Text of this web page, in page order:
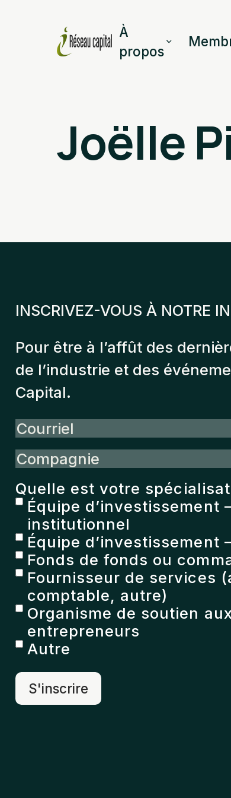
À
propos
Joëlle
INSCRIVEZ-VOUS À NOTRE
Pour être à l’affût des
de l’industrie et des
Capital.
Courriel
Compagnie
Quelle est votre
Équipe d’investissement
institutionnel
Équipe d’investissement
Fonds de fonds ou
Fournisseur de services
comptable, autre)
Organisme de soutien aux
entrepreneurs
Autre